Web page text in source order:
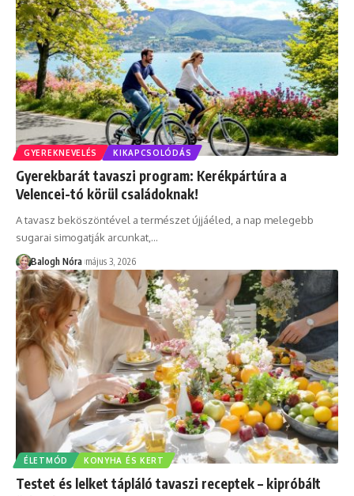
GYEREKNEVELÉS KIKAPCSOLÓDÁS
Gyerekbarát tavaszi program: Kerékpártúra a
Velencei-tó körül családoknak!
A tavasz beköszöntével a természet újjáéled, a nap melegebb
sugarai simogatják arcunkat,…
Balogh Nóra május 3, 2026
ÉLETMÓD KONYHA ÉS KERT
Testet és lelket tápláló tavaszi receptek – kipróbált